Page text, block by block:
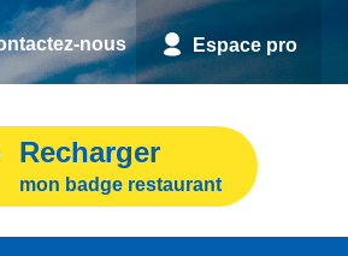
nous Espace pro
Recharger
mon badge restaurant